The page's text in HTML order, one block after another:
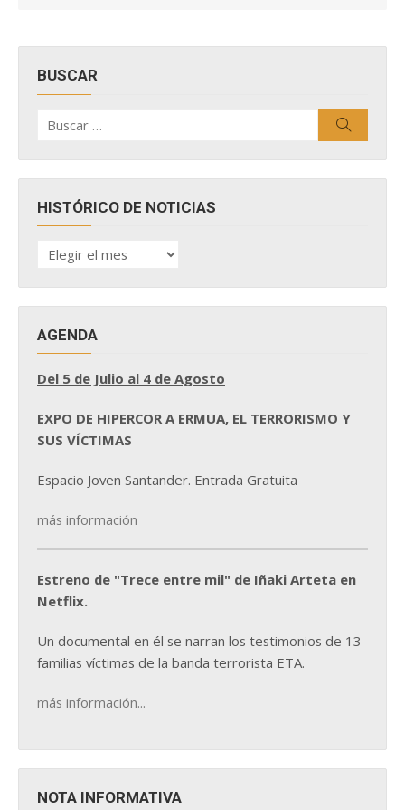
BUSCAR
por:
HISTÓRICO DE NOTICIAS
HISTÓRICO
DE
AGENDA
Del 5 de Julio al 4 de Agosto
EXPO DE HIPERCOR A ERMUA, EL TERRORISMO Y
SUS VÍCTIMAS
Espacio Joven Santander. Entrada Gratuita
más información
Estreno de "Trece entre mil" de Iñaki Arteta en
Netflix.
Un documental en él se narran los testimonios de 13
familias víctimas de la banda terrorista ETA.
más información...
NOTA INFORMATIVA